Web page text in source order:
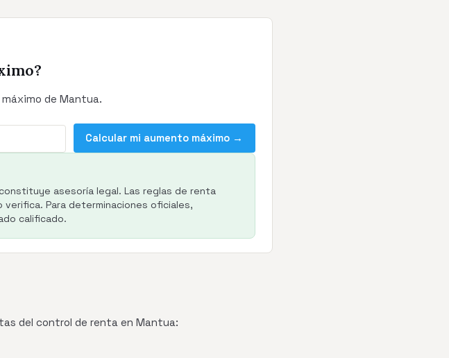
de Mantua.
Calcular mi aumento máximo →
asesoría legal. Las reglas de renta
Para determinaciones oficiales,
calificado.
del control de renta en Mantua: